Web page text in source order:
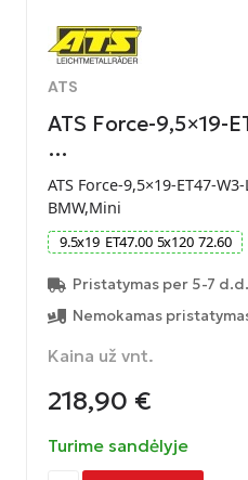
ATS
ATS Force-9,5×19-
…
ATS Force-9,5×19-ET47-
BMW,Mini
9.5x19 ET47.00 5x120 72.60
Pristatymas per 5-7 d.d.
Nemokamas
Kaina už vnt.
218,90 €
Turime sandėlyje